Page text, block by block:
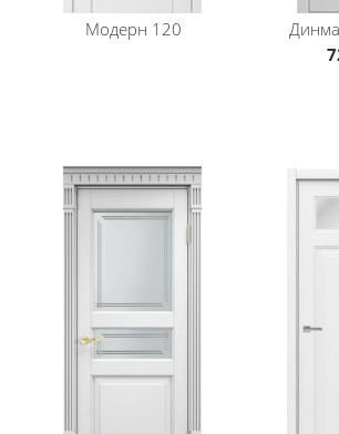
Дополнительно
Стиль двери
серия Z
Дополнительные особенности
Основные характеристики
межкомнатных дверей серии Z:
–
–
–
–
Вы можете приобрести данную модель в
магазине или зайти в
выбрать другой вариант из раздела
Модерн 120